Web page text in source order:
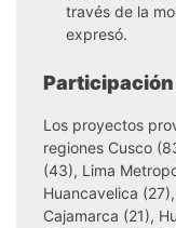
través de la
expresó.
Los proyectos
regiones Cusco
(43), Lima
Huancavelica
Cajamarca (21),